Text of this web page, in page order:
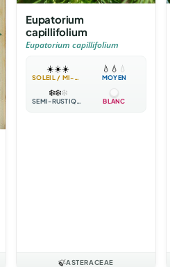
Eupatorium
capillifolium
Eupatorium capillifolium
☀️☀️☀️
SOLEIL / MI-OMBRE
💧 💧 💧
MOYEN
❄️❄️❄️
SEMI-RUSTIQUE BLANC
🍃ASTERACEAE